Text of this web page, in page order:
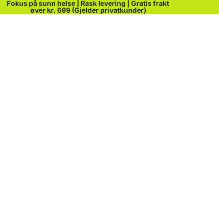
Fokus på sunn helse | Rask levering | Gratis frakt
over kr. 699 (Gjelder privatkunder)